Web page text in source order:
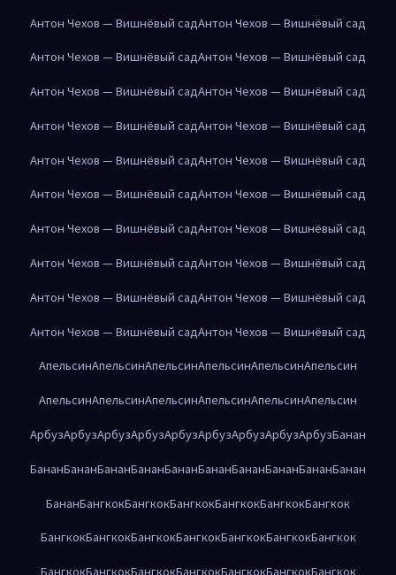
Антон Чехов — Вишнёвый садАнтон Чехов — Вишнёвый сад
Антон Чехов — Вишнёвый садАнтон Чехов — Вишнёвый сад
Антон Чехов — Вишнёвый садАнтон Чехов — Вишнёвый сад
Антон Чехов — Вишнёвый садАнтон Чехов — Вишнёвый сад
Антон Чехов — Вишнёвый садАнтон Чехов — Вишнёвый сад
Антон Чехов — Вишнёвый садАнтон Чехов — Вишнёвый сад
Антон Чехов — Вишнёвый садАнтон Чехов — Вишнёвый сад
Антон Чехов — Вишнёвый садАнтон Чехов — Вишнёвый сад
Антон Чехов — Вишнёвый садАнтон Чехов — Вишнёвый сад
Антон Чехов — Вишнёвый садАнтон Чехов — Вишнёвый сад
АпельсинАпельсинАпельсинАпельсинАпельсинАпельсин
АпельсинАпельсинАпельсинАпельсинАпельсинАпельсин
АрбузАрбузАрбузАрбузАрбузАрбузАрбузАрбузАрбузБанан
БананБананБананБананБананБананБананБананБананБанан
БананБангкокБангкокБангкокБангкокБангкокБангкок
БангкокБангкокБангкокБангкокБангкокБангкокБангкок
БангкокБангкокБангкокБангкокБангкокБангкокБангкок